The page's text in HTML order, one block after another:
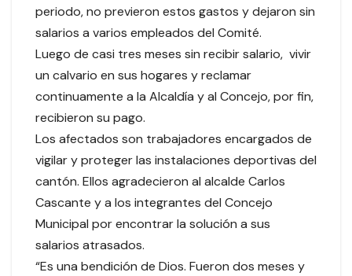
periodo, no previeron estos gastos y dejaron sin
salarios a varios empleados del Comité.
Luego de casi tres meses sin recibir salario, vivir
un calvario en sus hogares y reclamar
continuamente a la Alcaldía y al Concejo, por fin,
recibieron su pago.
Los afectados son trabajadores encargados de
vigilar y proteger las instalaciones deportivas del
cantón. Ellos agradecieron al alcalde Carlos
Cascante y a los integrantes del Concejo
Municipal por encontrar la solución a sus
salarios atrasados.
“Es una bendición de Dios. Fueron dos meses y